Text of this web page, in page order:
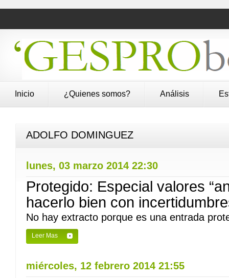
Inicio ¿Quienes somos? Análisis
ADOLFO DOMINGUEZ
lunes, 03 marzo 2014 22:30
Protegido: Especial valores
hacerlo bien con
No hay extracto porque es una entrada
Leer Mas
miércoles, 12 febrero 2014 21:55